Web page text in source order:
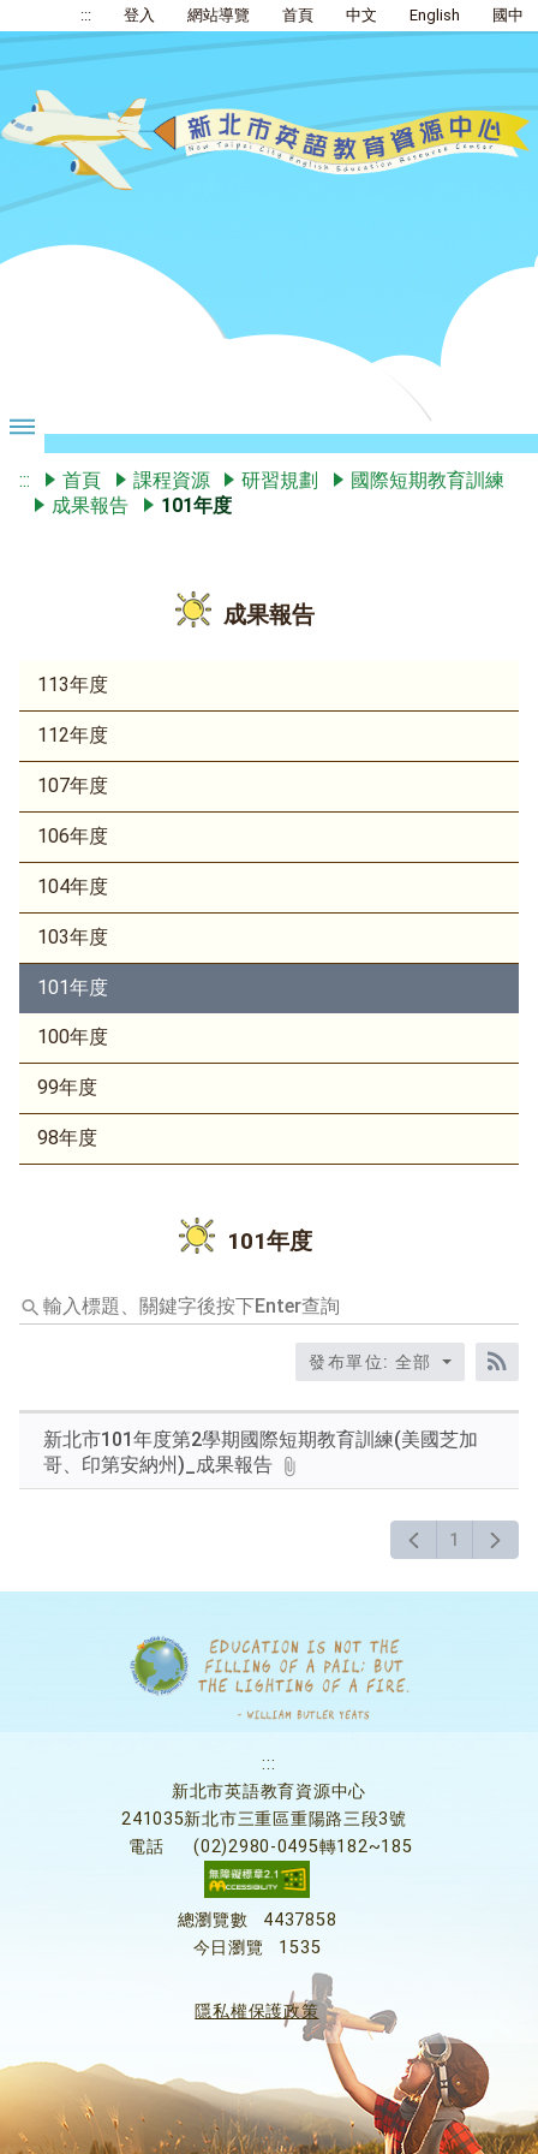
::: 登入 網站導覽 首頁 中文 English 國中
::: 首頁 課程資源 研習規劃
國際短期教育訓練
成果報告
101年度
成果報告
113年度
112年度
107年度
106年度
104年度
103年度
101年度
100年度
99年度
98年度
101年度
輸
入
詢
發布單位: 全部
新北市101年度第2學期國際短期教育訓練(美國芝加
哥、印第安納州)_成果報告
1
:::
新北市英語教育資源中心
241035新北市三重區重陽路三段3號
電話
(02)2980-0495轉182~185
總瀏覽數
4437858
今日瀏覽
1535
隱私權保護政策